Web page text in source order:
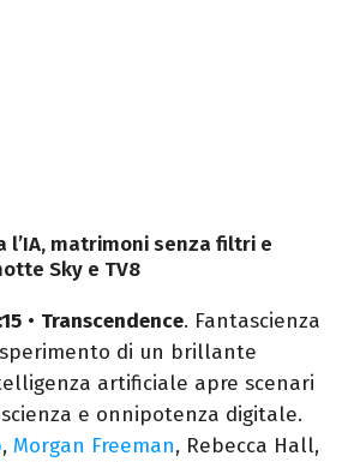
l’IA, matrimoni senza filtri e
Sky e TV8
• Transcendence. Fantascienza
di un brillante
artificiale apre scenari
e onnipotenza digitale.
, Morgan Freeman, Rebecca Hall,